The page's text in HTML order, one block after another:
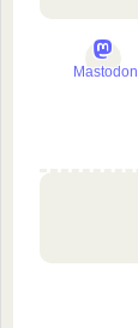
Mastodon